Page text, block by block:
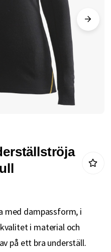
med dampassform, i
i material och
på ett bra underställ.